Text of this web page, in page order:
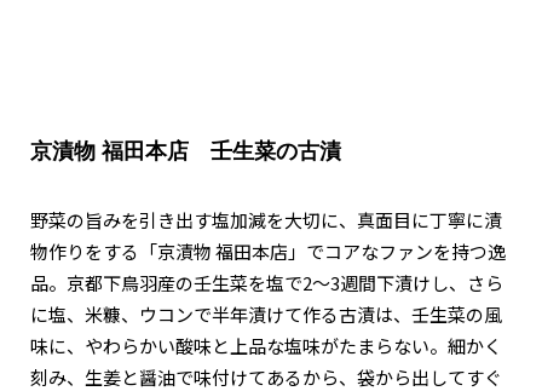
京漬物 福田本店 壬生菜の古漬
野菜の旨みを引き出す塩加減を大切に、真面目に丁寧に漬
物作りをする「京漬物 福田本店」でコアなファンを持つ逸
品。京都下鳥羽産の壬生菜を塩で2～3週間下漬けし、さら
に塩、米糠、ウコンで半年漬けて作る古漬は、壬生菜の風
味に、やわらかい酸味と上品な塩味がたまらない。細かく
刻み、生姜と醤油で味付けてあるから、袋から出してすぐ